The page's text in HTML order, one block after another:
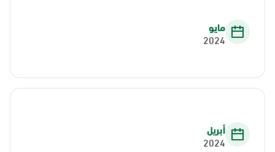
مايو
2024
أبريل
2024